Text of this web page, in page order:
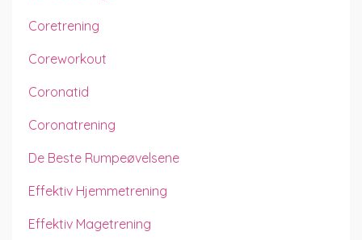
Coretrening
Coreworkout
Coronatid
Coronatrening
De Beste Rumpeøvelsene
Effektiv Hjemmetrening
Effektiv Magetrening